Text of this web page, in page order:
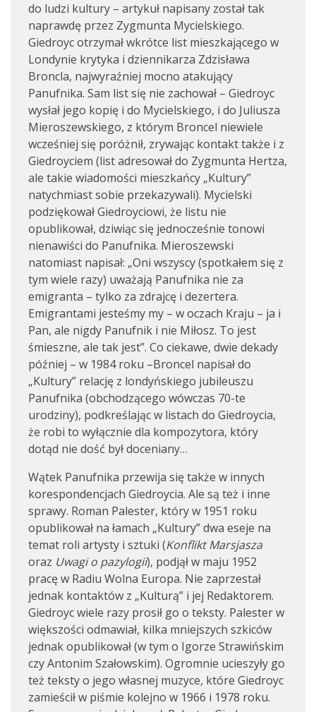
do ludzi kultury – artykuł napisany został tak
naprawdę przez Zygmunta Mycielskiego.
Giedroyc otrzymał wkrótce list mieszkającego w
Londynie krytyka i dziennikarza Zdzisława
Broncla, najwyraźniej mocno atakujący
Panufnika. Sam list się nie zachował – Giedroyc
wysłał jego kopię i do Mycielskiego, i do Juliusza
Mieroszewskiego, z którym Broncel niewiele
wcześniej się poróżnił, zrywając kontakt także i z
Giedroyciem (list adresował do Zygmunta Hertza,
ale takie wiadomości mieszkańcy „Kultury”
natychmiast sobie przekazywali). Mycielski
podziękował Giedroyciowi, że listu nie
opublikował, dziwiąc się jednocześnie tonowi
nienawiści do Panufnika. Mieroszewski
natomiast napisał: „Oni wszyscy (spotkałem się z
tym wiele razy) uważają Panufnika nie za
emigranta – tylko za zdrajcę i dezertera.
Emigrantami jesteśmy my – w oczach Kraju – ja i
Pan, ale nigdy Panufnik i nie Miłosz. To jest
śmieszne, ale tak jest”. Co ciekawe, dwie dekady
później – w 1984 roku –Broncel napisał do
„Kultury” relację z londyńskiego jubileuszu
Panufnika (obchodzącego wówczas 70-te
urodziny), podkreślając w listach do Giedroycia,
że robi to wyłącznie dla kompozytora, który
dotąd nie dość był doceniany…
Wątek Panufnika przewija się także w innych
korespondencjach Giedroycia. Ale są też i inne
sprawy. Roman Palester, który w 1951 roku
opublikował na łamach „Kultury” dwa eseje na
temat roli artysty i sztuki (Konflikt Marsjasza
oraz Uwagi o pazylogii), podjął w maju 1952
pracę w Radiu Wolna Europa. Nie zaprzestał
jednak kontaktów z „Kulturą” i jej Redaktorem.
Giedroyc wiele razy prosił go o teksty. Palester w
większości odmawiał, kilka mniejszych szkiców
jednak opublikował (w tym o Igorze Strawińskim
czy Antonim Szałowskim). Ogromnie ucieszyły go
też teksty o jego własnej muzyce, które Giedroyc
zamieścił w piśmie kolejno w 1966 i 1978 roku.